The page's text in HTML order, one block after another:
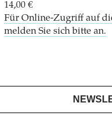
14,00 €
Für Online-Zugriff auf
melden Sie sich bitte an.